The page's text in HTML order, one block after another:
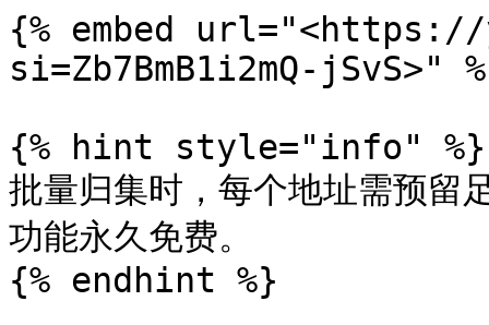
{% embed url="<https://
si=Zb7BmB1i2mQ-jSvS>"
{% hint style="info" %}
批量归集时，每个地址需预
功能永久免费。
{% endhint %}